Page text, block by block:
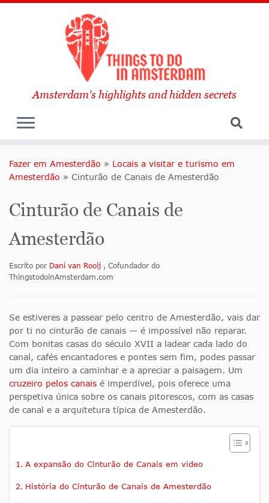
Amsterdam's highlights and hidden secrets
Fazer em Amesterdão » Locais a visitar e turismo em
Amesterdão » Cinturão de Canais de Amesterdão
Cinturão de Canais de
Amesterdão
Escrito por Dani van Rooij , Cofundador do
ThingstodoinAmsterdam.com
Se estiveres a passear pelo centro de Amesterdão, vais dar
por ti no cinturão de canais — é impossível não reparar.
Com bonitas casas do século XVII a ladear cada lado do
canal, cafés encantadores e pontes sem fim, podes passar
um dia inteiro a caminhar e a apreciar a paisagem. Um
cruzeiro pelos canais é imperdível, pois oferece uma
perspetiva única sobre os canais pitorescos, com as casas
de canal e a arquitetura típica de Amesterdão.
A expansão do Cinturão de Canais em vídeo
História do Cinturão de Canais de Amesterdão